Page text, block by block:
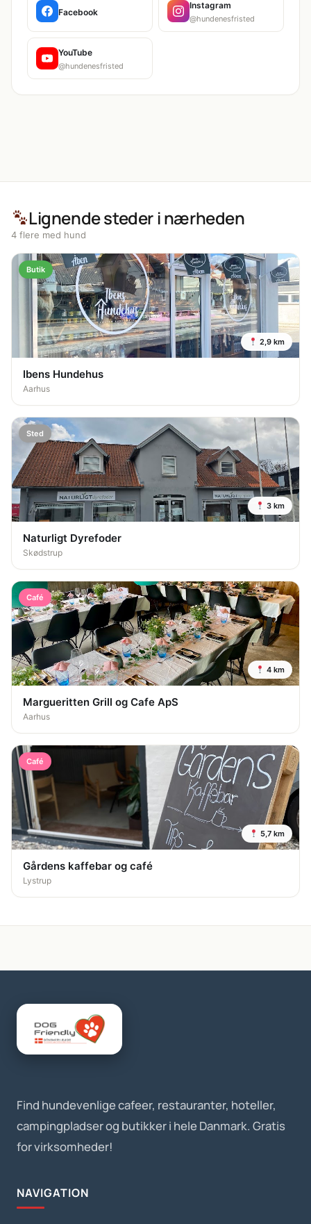
Facebook
Instagram
@hundenesfristed
YouTube
@hundenesfristed
Lignende steder i nærheden
4 flere med hund
Butik
2,9 km
Ibens Hundehus
Aarhus
Sted
3 km
Naturligt Dyrefoder
Skødstrup
Café
4 km
Margueritten Grill og Cafe ApS
Aarhus
Café
5,7 km
Gårdens kaffebar og café
Lystrup
Find hundevenlige cafeer, restauranter, hoteller,
campingpladser og butikker i hele Danmark. Gratis
for virksomheder!
NAVIGATION